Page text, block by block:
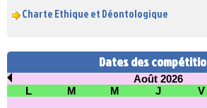
Charte Ethique et Déontologique
Dates des
Août 2026
L
M M J V